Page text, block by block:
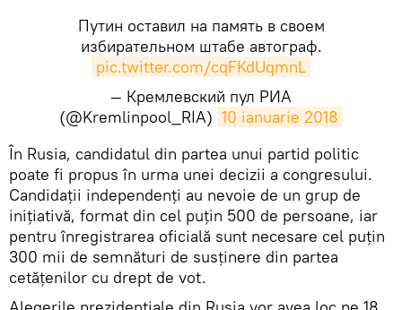
Путин оставил на память в своем
избирательном штабе автограф.
pic.twitter.com/cqFKdUqmnL
— Кремлевский пул РИА
(@Kremlinpool_RIA) 10 ianuarie 2018
​În Rusia, candidatul din partea unui partid politic
poate fi propus în urma unei decizii a congresului.
Candidații independenți au nevoie de un grup de
inițiativă, format din cel puțin 500 de persoane, iar
pentru înregistrarea oficială sunt necesare cel puțin
300 mii de semnături de susținere din partea
cetățenilor cu drept de vot.